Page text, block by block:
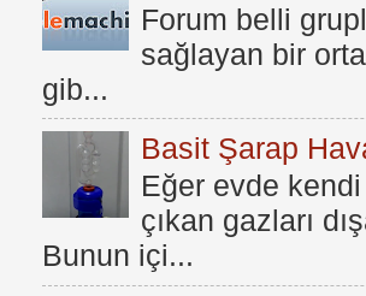
Forum belli
sağlayan bir
gib...
Basit Şarap
Eğer evde kendi
çıkan gazları
Bunun içi...